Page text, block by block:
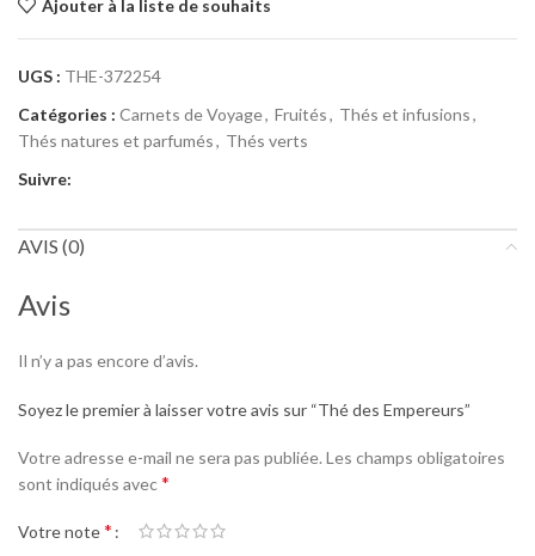
Ajouter à la liste de souhaits
UGS : THE-372254
Catégories : Carnets de Voyage, Fruités, Thés et infusions,
Thés natures et parfumés, Thés verts
Suivre:
AVIS (0)
Avis
Il n’y a pas encore d’avis.
Soyez le premier à laisser votre avis sur “Thé des Empereurs”
Votre adresse e-mail ne sera pas publiée. Les champs obligatoires
sont indiqués avec*
Votre note*